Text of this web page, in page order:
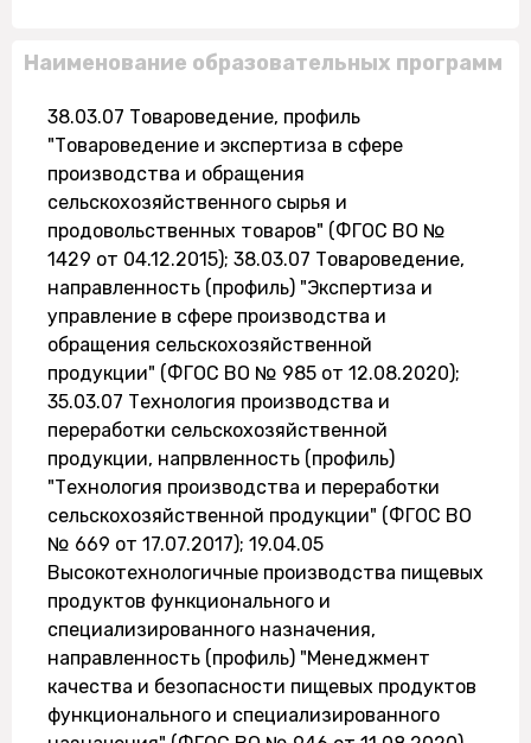
Наименование образовательных программ
38.03.07 Товароведение, профиль
"Товароведение и экспертиза в сфере
производства и обращения
сельскохозяйственного сырья и
продовольственных товаров" (ФГОС ВО №
1429 от 04.12.2015); 38.03.07 Товароведение,
направленность (профиль) "Экспертиза и
управление в сфере производства и
обращения сельскохозяйственной
продукции" (ФГОС ВО № 985 от 12.08.2020);
35.03.07 Технология производства и
переработки сельскохозяйственной
продукции, напрвленность (профиль)
"Технология производства и переработки
сельскохозяйственной продукции" (ФГОС ВО
№ 669 от 17.07.2017); 19.04.05
Высокотехнологичные производства пищевых
продуктов функционального и
специализированного назначения,
направленность (профиль) "Менеджмент
качества и безопасности пищевых продуктов
функционального и специализированного